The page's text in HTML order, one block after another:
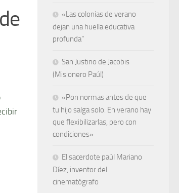
«Las colonias de verano
dejan una huella educativa
profunda”
San Justino de Jacobis
(Misionero Paúl)
«Pon normas antes de que
tu hijo salga solo. En verano hay
que flexibilizarlas, pero con
condiciones»
El sacerdote paúl Mariano
Díez, inventor del
cinematógrafo